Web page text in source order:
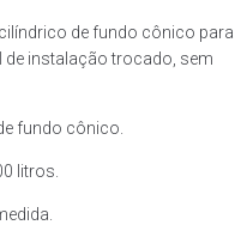
de fundo cônico para
de instalação trocado, sem
fundo cônico.
litros.